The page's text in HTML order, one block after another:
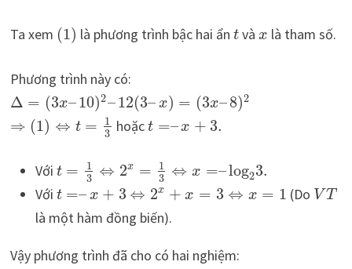
Ta xem (1) là phương trình bậc hai ẩn tvà x là tham số.
Phương trình này có:
Δ = (3x–10)2–12(3– x) = (3x–8)2
⇒ (1) ⇔ t =
1
3 hoặct =–x + 3.
Với t =
1
3
⇔ 2x =
1
3 ⇔ x =–log23.
Với t =– x + 3 ⇔ 2x + x = 3 ⇔ x = 1 (Do V T
là một hàm đồng biến).
Vậy phương trình đã cho có hai nghiệm: